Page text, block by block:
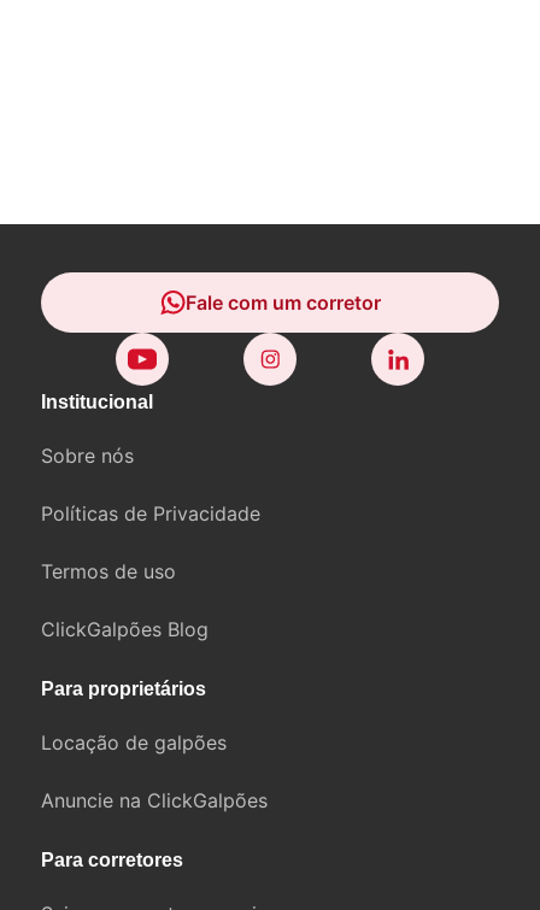
Institucional
Sobre nós
Políticas de Privacidade
Termos de uso
ClickGalpões Blog
Para proprietários
Locação de galpões
Anuncie na ClickGalpões
Para corretores
Fale com um corretor